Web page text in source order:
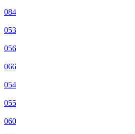
084
053
056
066
054
055
060